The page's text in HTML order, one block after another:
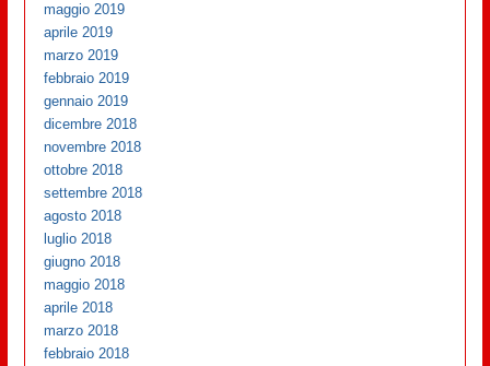
maggio 2019
aprile 2019
marzo 2019
febbraio 2019
gennaio 2019
dicembre 2018
novembre 2018
ottobre 2018
settembre 2018
agosto 2018
luglio 2018
giugno 2018
maggio 2018
aprile 2018
marzo 2018
febbraio 2018